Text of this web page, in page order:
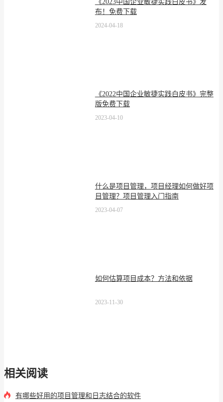
《2023中国企业敏捷实践白皮书》发
布！免费下载
2024-04-18
《2022中国企业敏捷实践白皮书》完整
版免费下载
2023-04-10
什么是项目管理，项目经理如何做好项
目管理？项目管理入门指南
2023-04-07
如何估算项目成本？方法和依据
2023-11-30
相关阅读
有哪些好用的项目管理和日志结合的软件